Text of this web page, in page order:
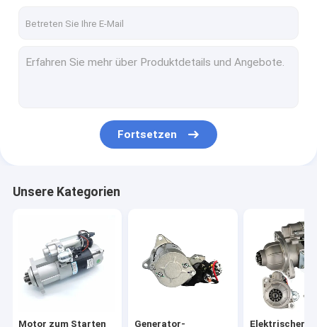
Kontakt
Elektrischer Startermotor
Komponenten für Startermotoren
Anlasser für Dieselmotoren
Fortsetzen
Unsere Kategorien
Motor zum Starten Generator- Elektrischer